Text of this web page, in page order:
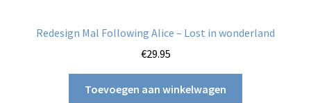
Redesign Mal Following Alice – Lost in wonderland
€29.95
Toevoegen aan winkelwagen